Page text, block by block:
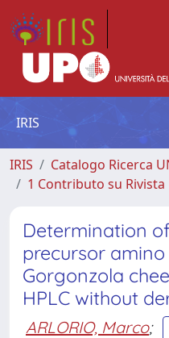
IRIS
IRIS
Catalogo Ricerca
1 Contributo su Rivista
Determination
precursor amino
Gorgonzola
HPLC without
ARLORIO, Marco;